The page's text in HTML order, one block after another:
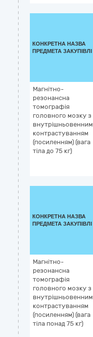
КОНКРЕТНА НАЗВА
ПРЕДМЕТА ЗАКУПІВЛІ
Магнітно-
резонансна
томографія
головного мозку з
внутрішньовенним
контрастуванням
(посиленням) (вага
тіла до 75 кг)
КОНКРЕТНА НАЗВА
ПРЕДМЕТА ЗАКУПІВЛІ
Магнітно-
резонансна
томографія
головного мозку з
внутрішньовенним
контрастуванням
(посиленням) (вага
тіла понад 75 кг)